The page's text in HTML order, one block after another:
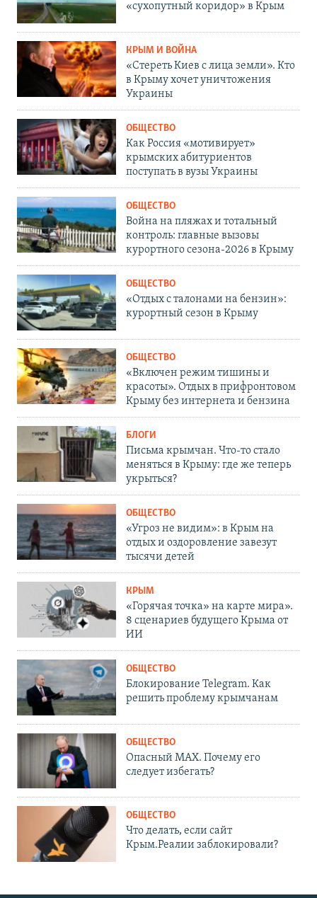
«сухопутный коридор» в Крым
КРЫМ И ВОЙНА
«Стереть Киев с лица земли». Кто
в Крыму хочет уничтожения
Украины
ОБЩЕСТВО
Как Россия «мотивирует»
крымских абитуриентов
поступать в вузы Украины
ОБЩЕСТВО
Война на пляжах и тотальный
контроль: главные вызовы
курортного сезона-2026 в Крыму
ОБЩЕСТВО
«Отдых с талонами на бензин»:
курортный сезон в Крыму
ОБЩЕСТВО
«Включен режим тишины и
красоты». Отдых в прифронтовом
Крыму без интернета и бензина
БЛОГИ
Письма крымчан. Что-то стало
меняться в Крыму: где же теперь
укрыться?
ОБЩЕСТВО
«Угроз не видим»: в Крым на
отдых и оздоровление завезут
тысячи детей
КРЫМ
«Горячая точка» на карте мира».
8 сценариев будущего Крыма от
ИИ
ОБЩЕСТВО
Блокирование Telegram. Как
решить проблему крымчанам
ОБЩЕСТВО
Опасный MAX. Почему его
следует избегать?
ОБЩЕСТВО
Что делать, если сайт
Крым.Реалии заблокировали?